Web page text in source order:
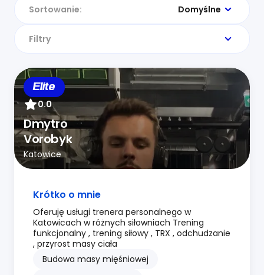
Sortowanie: Domyślne
Filtry
Elite
0.0
Dmytro
Vorobyk
Katowice
Krótko o mnie
Oferuję usługi trenera personalnego w
Katowicach w różnych siłowniach Trening
funkcjonalny , trening siłowy , TRX , odchudzanie
, przyrost masy ciała
Budowa masy mięśniowej